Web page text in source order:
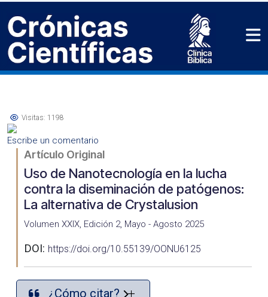
Visitas: 1198
Escribe un comentario
Artículo Original
Uso de Nanotecnología en la lucha
contra la diseminación de patógenos:
La alternativa de Crystalusion
Volumen XXIX, Edición 2, Mayo - Agosto 2025
DOI: https://doi.org/10.55139/OONU6125
¿Cómo citar?